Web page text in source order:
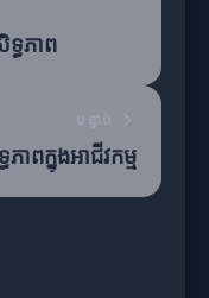
ទ្ធភាព
ភាពក្នុងអាជីវកម្ម